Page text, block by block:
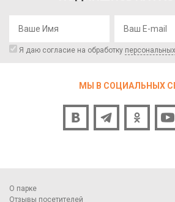
Я даю согласие на обработку
МЫ В СОЦИАЛЬНЫХ
О парке
Отзывы посетителей